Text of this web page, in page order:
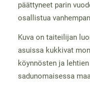
päättyneet parin
osallistua
Kuva on taiteilijan
asuissa kukkivat
köynnösten ja
sadunomaisessa